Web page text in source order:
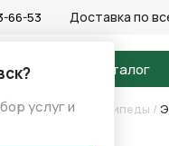
услуг и
66-53 Доставка по
Каталог
велосипеды /